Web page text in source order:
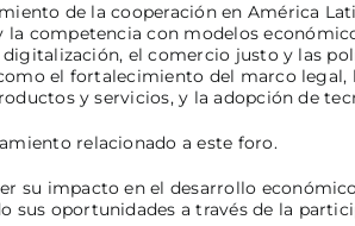
de la cooperación en América
competencia con modelos
el comercio justo y las
el fortalecimiento del marco
y servicios, y la adopción de
relacionado a este foro.
su impacto en el desarrollo
sus oportunidades a través de la